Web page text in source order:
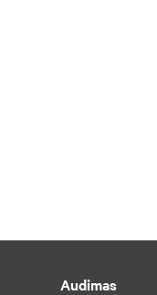
Audimas